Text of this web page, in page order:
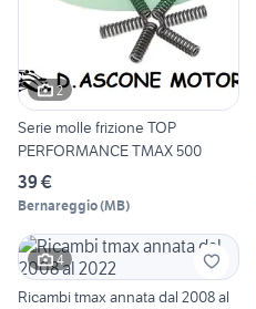
2
Serie molle frizione TOP
PERFORMANCE TMAX 500
39 €
Bernareggio(MB)
4
Ricambi tmax annata dal 2008 al